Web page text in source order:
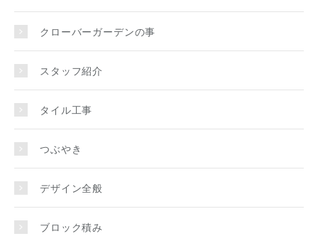
クローバーガーデンの事
スタッフ紹介
タイル工事
つぶやき
デザイン全般
ブロック積み